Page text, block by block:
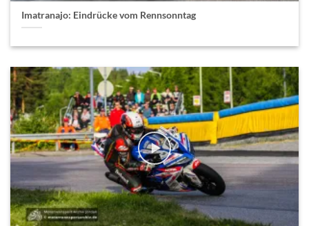
Imatranajo: Eindrücke vom Rennsonntag